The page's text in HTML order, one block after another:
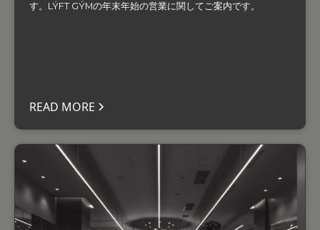
す。LÝFT GÝMの年末年始の営業に関してご案内です。
READ MORE